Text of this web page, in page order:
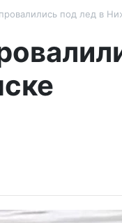
под лед в